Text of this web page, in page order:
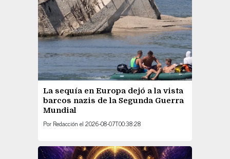
La sequía en Europa dejó a la vista
barcos nazis de la Segunda Guerra
Mundial
Por Redacción el 2026-08-07T00:38:28